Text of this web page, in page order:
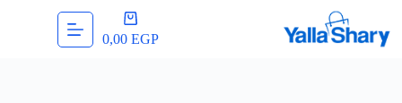
المحتوى
عربة
التسوق
0,00 EGP